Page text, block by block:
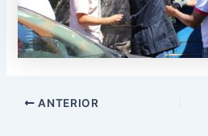
ANTERIOR